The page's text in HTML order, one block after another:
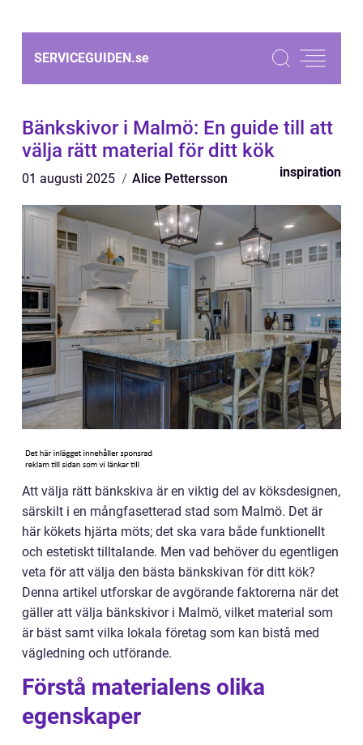
SERVICEGUIDEN.se
Bänkskivor i Malmö: En guide till att
välja rätt material för ditt kök
01 augusti 2025 Alice Pettersson inspiration
Att välja rätt bänkskiva är en viktig del av köksdesignen,
särskilt i en mångfasetterad stad som Malmö. Det är
här kökets hjärta möts; det ska vara både funktionellt
och estetiskt tilltalande. Men vad behöver du egentligen
veta för att välja den bästa bänkskivan för ditt kök?
Denna artikel utforskar de avgörande faktorerna när det
gäller att välja bänkskivor i Malmö, vilket material som
är bäst samt vilka lokala företag som kan bistå med
vägledning och utförande.
Förstå materialens olika
egenskaper